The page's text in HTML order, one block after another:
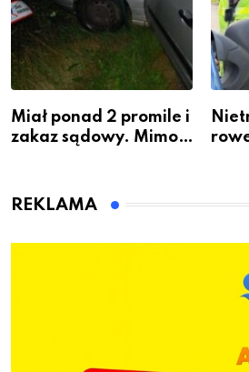
Miał ponad 2 promile i
zakaz sądowy. Mimo
Bolszewie i uderzył w
REKLAMA